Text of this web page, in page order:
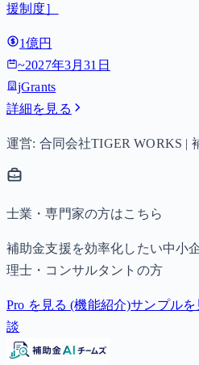
援制度］
1億円
~2027年3月31日
jGrants
詳細を見る
運営: 合同会社TIGER WORKS |
士業・専門家の方はこちら
補助金支援を効率化したい中小
理士・コンサルタントの方
Pro を見る (機能紹介)サンプル
談